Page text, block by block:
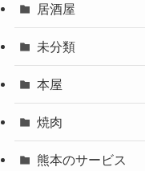
居酒屋
未分類
本屋
焼肉
熊本のサービス